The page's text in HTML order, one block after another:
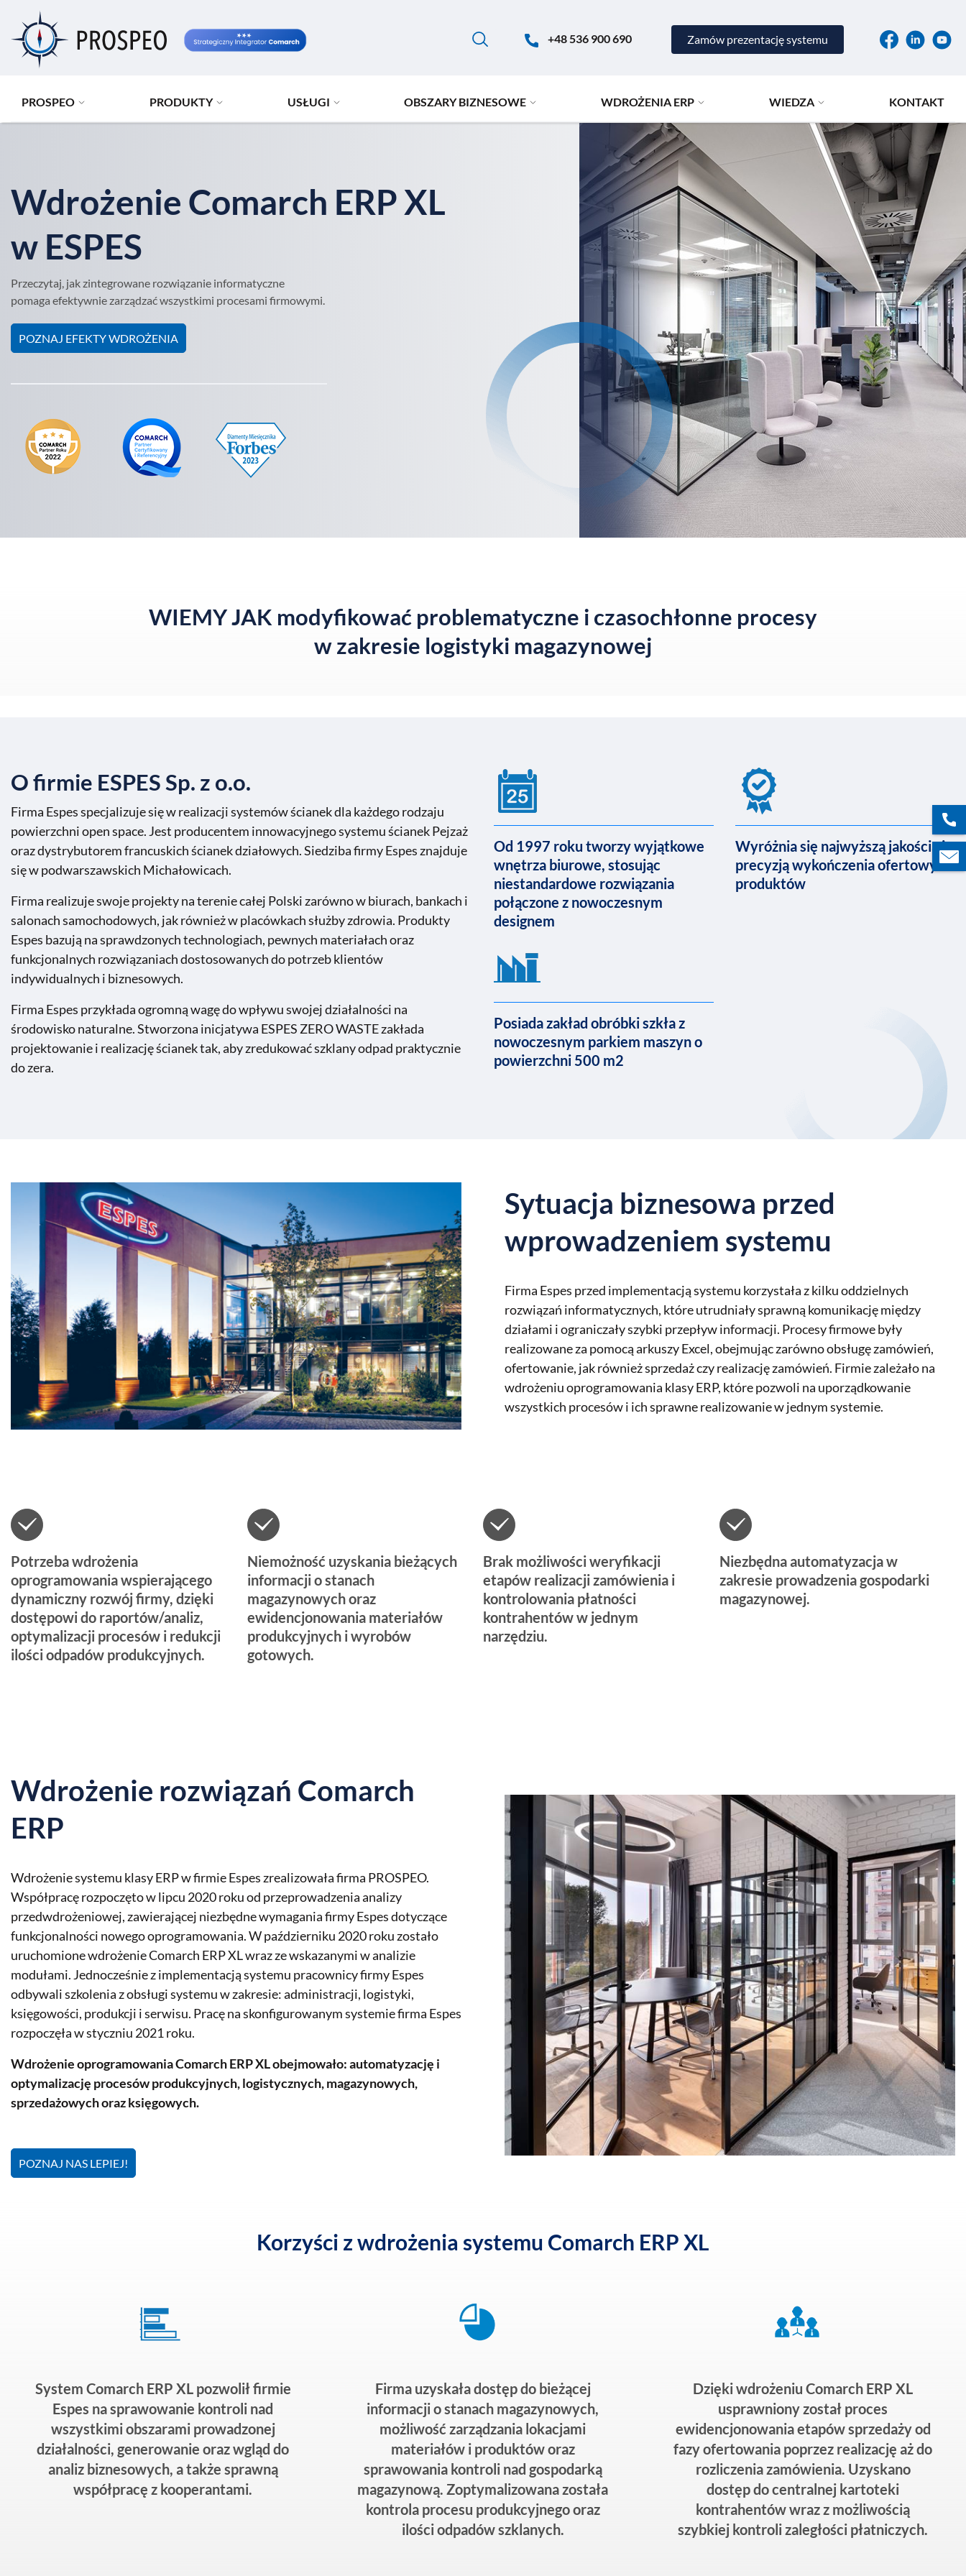
treści
+48 536 900 690 Zamów prezentację systemu
PROSPEO PRODUKTY USŁUGI OBSZARY BIZNESOWE WDROŻENIA ERP WIEDZA KONTAKT
Wdrożenie Comarch ERP XL
w ESPES
Przeczytaj, jak zintegrowane rozwiązanie informatyczne
pomaga efektywnie zarządzać wszystkimi procesami firmowymi.
POZNAJ EFEKTY WDROŻENIA
WIEMY JAK modyfikować problematyczne i czasochłonne procesy
w zakresie logistyki magazynowej
O firmie ESPES Sp. z o.o.
Firma Espes specjalizuje się w realizacji systemów ścianek dla każdego rodzaju
powierzchni open space. Jest producentem innowacyjnego systemu ścianek Pejzaż
oraz dystrybutorem francuskich ścianek działowych. Siedziba firmy Espes znajduje
się w podwarszawskich Michałowicach.
Firma realizuje swoje projekty na terenie całej Polski zarówno w biurach, bankach i
salonach samochodowych, jak również w placówkach służby zdrowia. Produkty
Espes bazują na sprawdzonych technologiach, pewnych materiałach oraz
funkcjonalnych rozwiązaniach dostosowanych do potrzeb klientów
indywidualnych i biznesowych.
Firma Espes przykłada ogromną wagę do wpływu swojej działalności na
środowisko naturalne. Stworzona inicjatywa ESPES ZERO WASTE zakłada
projektowanie i realizację ścianek tak, aby zredukować szklany odpad praktycznie
do zera.
Od 1997 roku tworzy wyjątkowe
wnętrza biurowe, stosując
niestandardowe rozwiązania
połączone z nowoczesnym
designem
Wyróżnia się najwyższą jakością i
precyzją wykończenia ofertowych
produktów
Posiada zakład obróbki szkła z
nowoczesnym parkiem maszyn o
powierzchni 500 m2
Sytuacja biznesowa przed
wprowadzeniem systemu
Firma Espes przed implementacją systemu korzystała z kilku oddzielnych
rozwiązań informatycznych, które utrudniały sprawną komunikację między
działami i ograniczały szybki przepływ informacji. Procesy firmowe były
realizowane za pomocą arkuszy Excel, obejmując zarówno obsługę zamówień,
ofertowanie, jak również sprzedaż czy realizację zamówień. Firmie zależało na
wdrożeniu oprogramowania klasy ERP, które pozwoli na uporządkowanie
wszystkich procesów i ich sprawne realizowanie w jednym systemie.
Potrzeba wdrożenia
oprogramowania wspierającego
dynamiczny rozwój firmy, dzięki
dostępowi do raportów/analiz,
optymalizacji procesów i redukcji
ilości odpadów produkcyjnych.
Niemożność uzyskania bieżących
informacji o stanach
magazynowych oraz
ewidencjonowania materiałów
produkcyjnych i wyrobów
gotowych.
Brak możliwości weryfikacji
etapów realizacji zamówienia i
kontrolowania płatności
kontrahentów w jednym
narzędziu.
Niezbędna automatyzacja w
zakresie prowadzenia gospodarki
magazynowej.
Wdrożenie rozwiązań Comarch
ERP
Wdrożenie systemu klasy ERP w firmie Espes zrealizowała firma PROSPEO.
Współpracę rozpoczęto w lipcu 2020 roku od przeprowadzenia analizy
przedwdrożeniowej, zawierającej niezbędne wymagania firmy Espes dotyczące
funkcjonalności nowego oprogramowania. W październiku 2020 roku zostało
uruchomione wdrożenie Comarch ERP XL wraz ze wskazanymi w analizie
modułami. Jednocześnie z implementacją systemu pracownicy firmy Espes
odbywali szkolenia z obsługi systemu w zakresie: administracji, logistyki,
księgowości, produkcji i serwisu. Pracę na skonfigurowanym systemie firma Espes
rozpoczęła w styczniu 2021 roku.
Wdrożenie oprogramowania Comarch ERP XL obejmowało: automatyzację i
optymalizację procesów produkcyjnych, logistycznych, magazynowych,
sprzedażowych oraz księgowych.
POZNAJ NAS LEPIEJ!
Korzyści z wdrożenia systemu Comarch ERP XL
System Comarch ERP XL pozwolił firmie
Espes na sprawowanie kontroli nad
wszystkimi obszarami prowadzonej
działalności, generowanie oraz wgląd do
analiz biznesowych, a także sprawną
współpracę z kooperantami.
Firma uzyskała dostęp do bieżącej
informacji o stanach magazynowych,
możliwość zarządzania lokacjami
materiałów i produktów oraz
sprawowania kontroli nad gospodarką
magazynową. Zoptymalizowana została
kontrola procesu produkcyjnego oraz
ilości odpadów szklanych.
Dzięki wdrożeniu Comarch ERP XL
usprawniony został proces
ewidencjonowania etapów sprzedaży od
fazy ofertowania poprzez realizację aż do
rozliczenia zamówienia. Uzyskano
dostęp do centralnej kartoteki
kontrahentów wraz z możliwością
szybkiej kontroli zaległości płatniczych.